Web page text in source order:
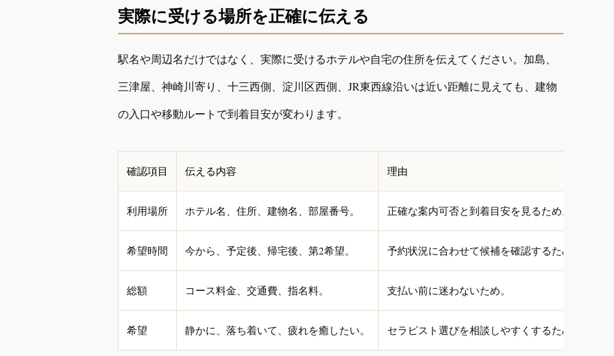
実際に受ける場所を正確に伝える
駅名や周辺名だけではなく、実際に受けるホテルや自宅の住所を伝えてください。加島、
三津屋、神崎川寄り、十三西側、淀川区西側、JR東西線沿いは近い距離に見えても、建物
の入口や移動ルートで到着目安が変わります。
確認項目 伝える内容 理由
利用場所 ホテル名、住所、建物名、部屋番号。 正確な案内可否と到着目安を見るため。
希望時間 今から、予定後、帰宅後、第2希望。 予約状況に合わせて候補を確認するため。
総額 コース料金、交通費、指名料。 支払い前に迷わないため。
希望 静かに、落ち着いて、疲れを癒したい。 セラピスト選びを相談しやすくするため。